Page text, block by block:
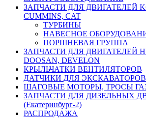
ЗАПЧАСТИ ДЛЯ ДВИГАТЕЛЕЙ
CUMMINS, CAT
ТУРБИНЫ
НАВЕСНОЕ
ПОРШНЕВАЯ ГРУППА
ЗАПЧАСТИ ДЛЯ ДВИГАТЕЛЕЙ
DOOSAN, DEVELON
КРЫЛЬЧАТКИ ВЕНТИЛЯТОРОВ
ДАТЧИКИ ДЛЯ ЭКСКАВАТОРОВ
ШАГОВЫЕ МОТОРЫ, ТРОСЫ
ЗАПЧАСТИ ДЛЯ ДИЗЕЛЬНЫХ
(Екатеринбург-2)
РАСПРОДАЖА